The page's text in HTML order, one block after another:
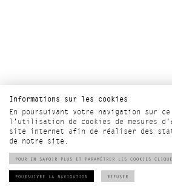
Informations sur les cookies
En poursuivant votre navigation sur
l'utilisation de cookies de mesures
site internet afin de réaliser des
de notre site.
POUR EN SAVOIR PLUS ET PARAMÉTRER LES COOKIES
POURSUIVRE LA NAVIGATION REFUSER